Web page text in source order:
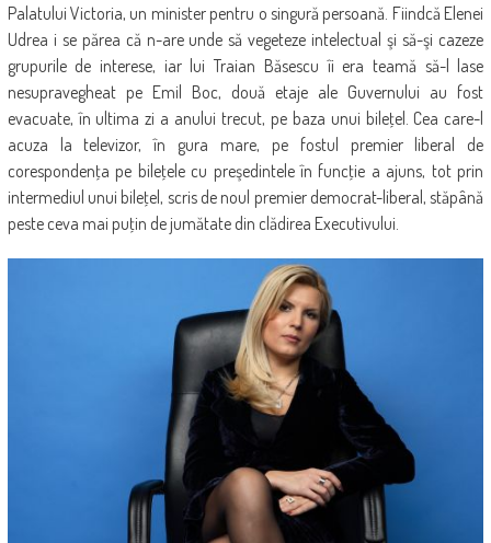
Pa­latului Victoria, un minister pentru o singură persoană. Fiindcă Elenei
Udrea i se părea că n-are unde să vegete­ze intelectual şi să-şi cazeze
grupurile de interese, iar lui Traian Băsescu îi era tea­mă să-l lase
nesupravegheat pe Emil Boc, două etaje ale Guvernului au fost
evacuate, în ultima zi a anului trecut, pe baza unui bileţel. Cea care-l
acuza la televizor, în gura mare, pe fostul premier liberal de
corespondenţa pe bileţele cu preşedinte­le în funcţie a ajuns, tot prin
intermediul unui bileţel, scris de noul premier de­mo­crat-liberal, stă­până
peste ceva mai puţin de jumătate din clădirea Executivului.